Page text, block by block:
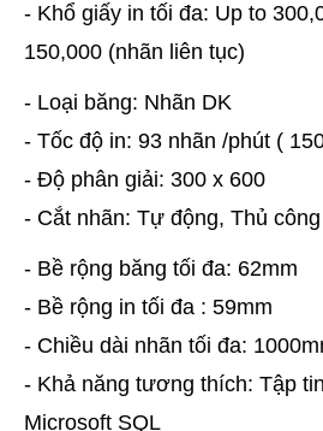
- Khổ giấy in tối đa: Up to
150,000 (nhãn liên tục)
- Loại băng: Nhãn DK
- Tốc độ in: 93 nhãn /phút (
- Độ phân giải: 300 x 600
- Cắt nhãn: Tự động, Thủ công
- Bề rộng băng tối đa: 62mm
- Bề rộng in tối đa : 59mm
- Chiều dài nhãn tối đa:
- Khả năng tương thích: Tập
Microsoft SQL